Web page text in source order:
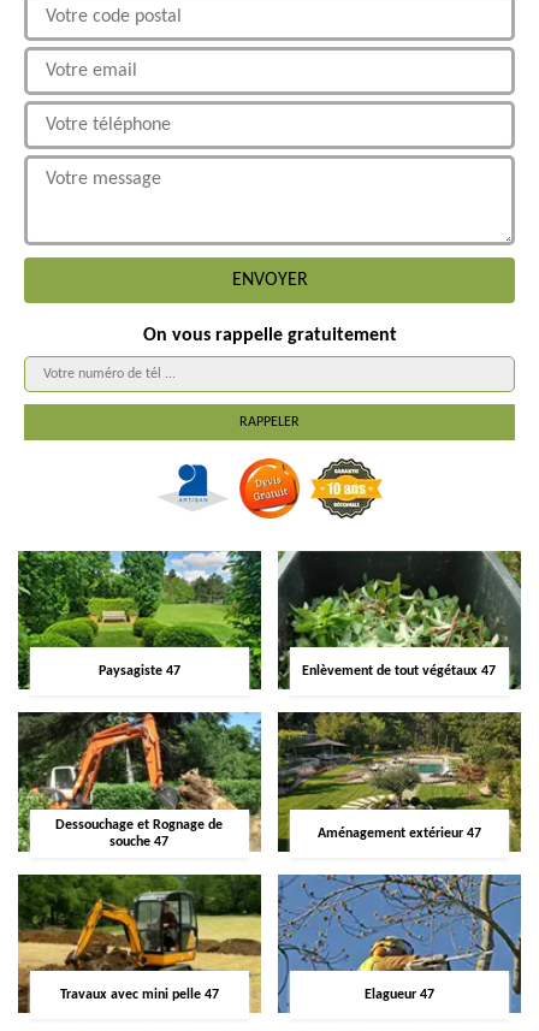
On vous rappelle gratuitement
Paysagiste 47 Enlèvement de tout végétaux 47
Dessouchage et Rognage de
souche 47
Aménagement extérieur 47
Travaux avec mini pelle 47 Elagueur 47